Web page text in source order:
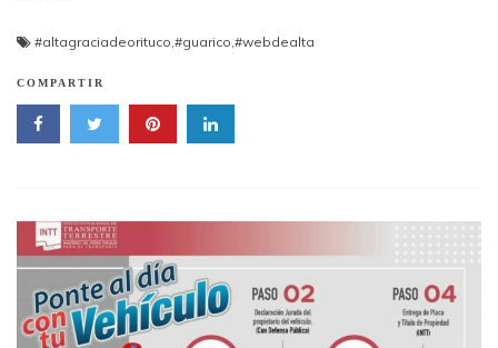
#altagraciadeorituco #guarico #webdealta
COMPARTIR